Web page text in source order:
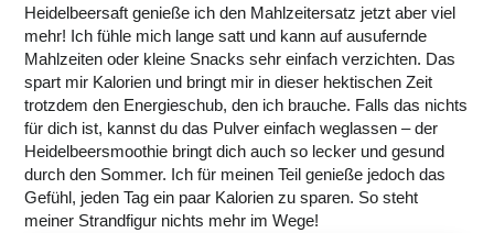
Heidelbeersaft genieße ich den Mahlzeitersatz jetzt aber viel
mehr! Ich fühle mich lange satt und kann auf ausufernde
Mahlzeiten oder kleine Snacks sehr einfach verzichten. Das
spart mir Kalorien und bringt mir in dieser hektischen Zeit
trotzdem den Energieschub, den ich brauche. Falls das nichts
für dich ist, kannst du das Pulver einfach weglassen – der
Heidelbeersmoothie bringt dich auch so lecker und gesund
durch den Sommer. Ich für meinen Teil genieße jedoch das
Gefühl, jeden Tag ein paar Kalorien zu sparen. So steht
meiner Strandfigur nichts mehr im Wege!